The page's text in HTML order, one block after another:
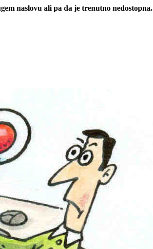
naslovu ali pa da je trenutno nedostopna.